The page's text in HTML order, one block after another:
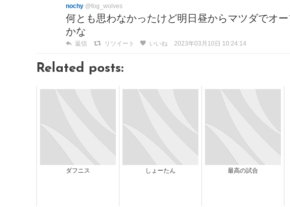
nochy @fog_wolves
何とも思わなかったけど明日昼からマツダでオ
かな
返信 リツイート いいね 2023年03月10日 10:24:14
Related posts:
ダフニス しょーたん 最高の試合